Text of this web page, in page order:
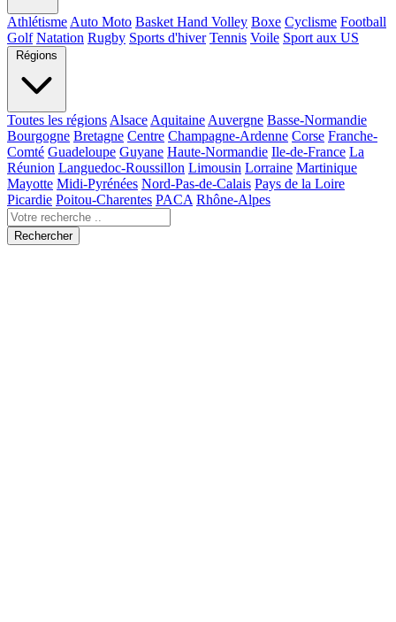
Athlétisme Auto Moto Basket Hand Volley Boxe Cyclisme Football
Golf Natation Rugby Sports d'hiver Tennis Voile Sport aux US
Régions
Toutes les régions Alsace Aquitaine Auvergne Basse-Normandie
Bourgogne Bretagne Centre Champagne-Ardenne Corse Franche-
Comté Guadeloupe Guyane Haute-Normandie Ile-de-France La
Réunion Languedoc-Roussillon Limousin Lorraine Martinique
Mayotte Midi-Pyrénées Nord-Pas-de-Calais Pays de la Loire
Picardie Poitou-Charentes PACA Rhône-Alpes
Rechercher